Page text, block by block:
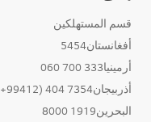
قسم المستهلكين
أفغانستان5454
أرمينيا333 700 060
أذربيجان7354 404 (99412+)
البحرين1919 8000